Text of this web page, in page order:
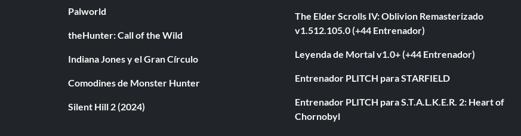
Palworld
theHunter: Call of the Wild
Indiana Jones y el Gran Círculo
Comodines de Monster Hunter
Silent Hill 2 (2024)
The Elder Scrolls IV: Oblivion Remasterizado
v1.512.105.0 (+44 Entrenador)
Leyenda de Mortal v1.0+ (+44 Entrenador)
Entrenador PLITCH para STARFIELD
Entrenador PLITCH para S.T.A.L.K.E.R. 2: Heart of
Chornobyl